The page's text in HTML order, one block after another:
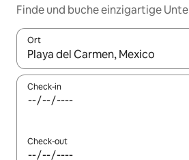
Finde und buche einzigartige
Ort
Wenn Ergebnisse verfügbar sind,
Check-in
Check-out